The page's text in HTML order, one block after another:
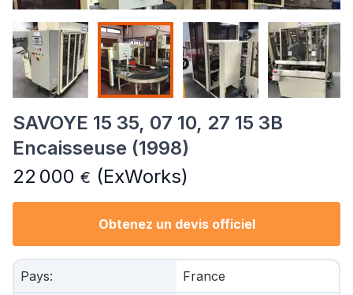
SAVOYE 15 35, 07 10, 27 15 3B
Encaisseuse (1998)
22 000 € (ExWorks)
Obtenez un devis officiel
Pays: France